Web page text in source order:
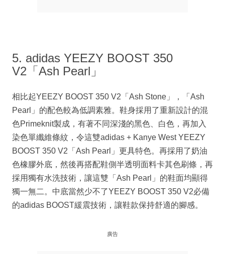
5. adidas YEEZY BOOST 350
V2「Ash Pearl」
相比起YEEZY BOOST 350 V2「Ash Stone」，「Ash
Pearl」的配色較為低調素雅。鞋身採用了重新設計的混
色Primeknit製成，有著不同深淺的黑色、白色，再加入
染色單纖維條紋，令這雙adidas + Kanye West YEEZY
BOOST 350 V2「Ash Pearl」更具特色。再採用了奶油
色橡膠外底，然後再搭配鞋側半透明面料卡其色刷條，再
採用獨有水洗技術，讓這雙「Ash Pearl」的鞋面均顯得
獨一無二。中底當然少不了YEEZY BOOST 350 V2必備
的adidas BOOST緩震技術，讓鞋款保持舒適的腳感。
廣告